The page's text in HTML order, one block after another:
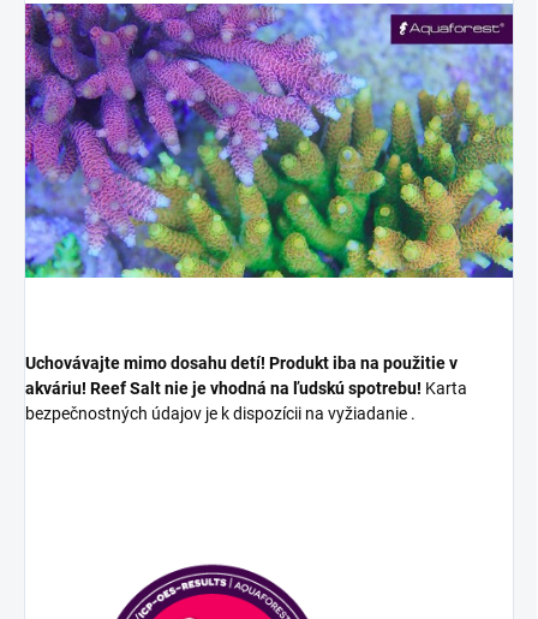
Uchovávajte mimo dosahu detí! Produkt iba na použitie v
akváriu! Reef Salt nie je vhodná na ľudskú spotrebu! Karta
bezpečnostných údajov je k dispozícii na vyžiadanie .